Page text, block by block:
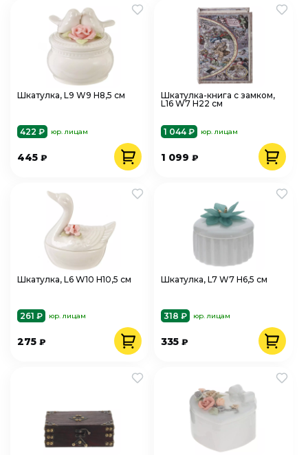
Шкатулка, L9 W9 H8,5 см
422 ₽ юр. лицам
445 ₽
Шкатулка-книга с замком,
L16 W7 H22 см
1 044 ₽ юр. лицам
1 099₽
Шкатулка, L6 W10 H10,5 см
261 ₽ юр. лицам
275 ₽
Шкатулка, L7 W7 H6,5 см
318 ₽ юр. лицам
335₽